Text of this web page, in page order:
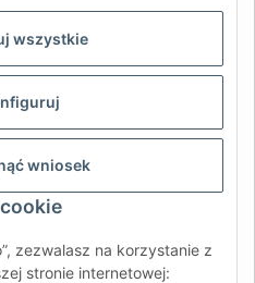
wszystkie
wniosek
zezwalasz na korzystanie z
stronie internetowej:
REGION I JĘZYK | SELECT
CH (DE) CH (FR)
BE (FR)
HR